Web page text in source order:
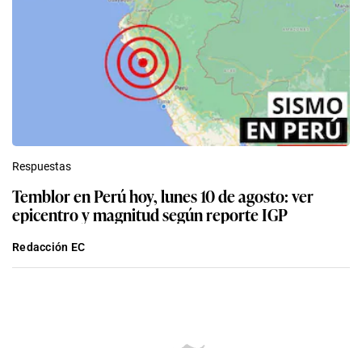
Respuestas
Temblor en Perú hoy, lunes 10 de agosto: ver
epicentro y magnitud según reporte IGP
Redacción EC